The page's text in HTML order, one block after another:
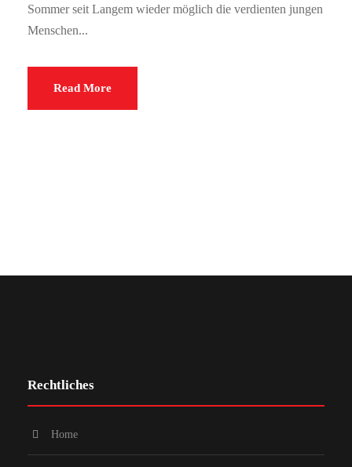
Sommer seit Langem wieder möglich die verdienten jungen
Menschen...
Read More
Rechtliches
Home